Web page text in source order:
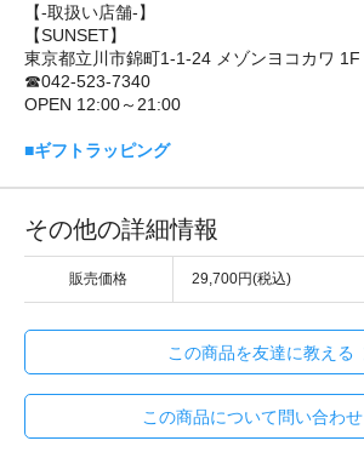
【-取扱い店舗-】
【SUNSET】
東京都立川市錦町1-1-24 メゾンヨコカワ 1F
☎042-523-7340
OPEN 12:00～21:00
■ギフトラッピング
その他の詳細情報
販売価格 29,700円(税込)
この商品を友達に教える
この商品について問い合わせ